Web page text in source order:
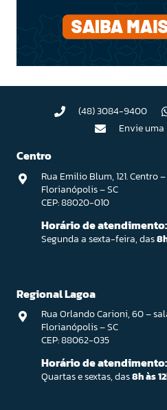
(48) 3084-9400
Envie uma
Centro
Rua Emilio Blum, 121. Centro –
Florianópolis – SC
CEP: 88020-010
Horário de atendimento:
Segunda a sexta-feira, das
Regional Lagoa
Rua Orlando Carioni, 60 –
Florianópolis – SC
CEP: 88062-035
Horário de atendimento:
Quartas e sextas, das8h às